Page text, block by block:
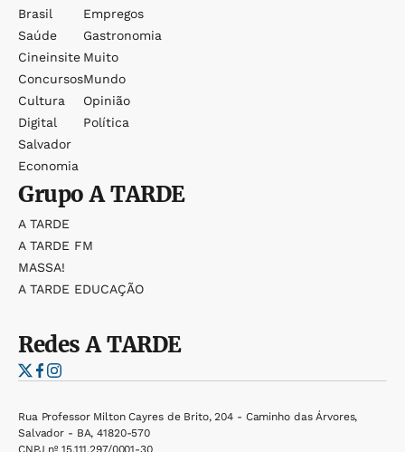
Brasil
Saúde
Cineinsite
Concursos
Cultura
Digital
Salvador
Economia
Empregos
Gastronomia
Muito
Mundo
Opinião
Política
GrupoA TARDE
A TARDE
A TARDE FM
MASSA!
A TARDE EDUCAÇÃO
RedesA TARDE
Rua Professor Milton Cayres de Brito, 204 - Caminho das Árvores,
Salvador - BA, 41820-570
CNPJ nº 15.111.297/0001-30